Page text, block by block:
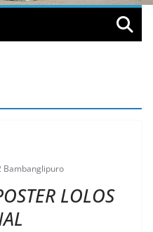
Bambanglipuro
LOLOS